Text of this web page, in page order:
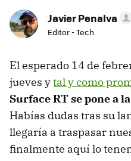
Javier Penalva
Editor - Tech
El esperado 14 de
jueves ytal y como
Surface RT se pone a
Habías dudas tras su
llegaría a traspasar
finalmente aquí lo